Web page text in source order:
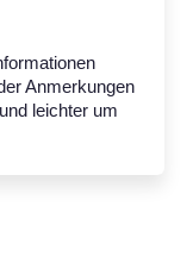
Anmerkungen
leichter um